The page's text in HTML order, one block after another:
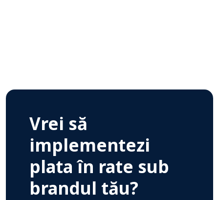
Vrei să
implementezi
plata în rate sub
brandul tău?